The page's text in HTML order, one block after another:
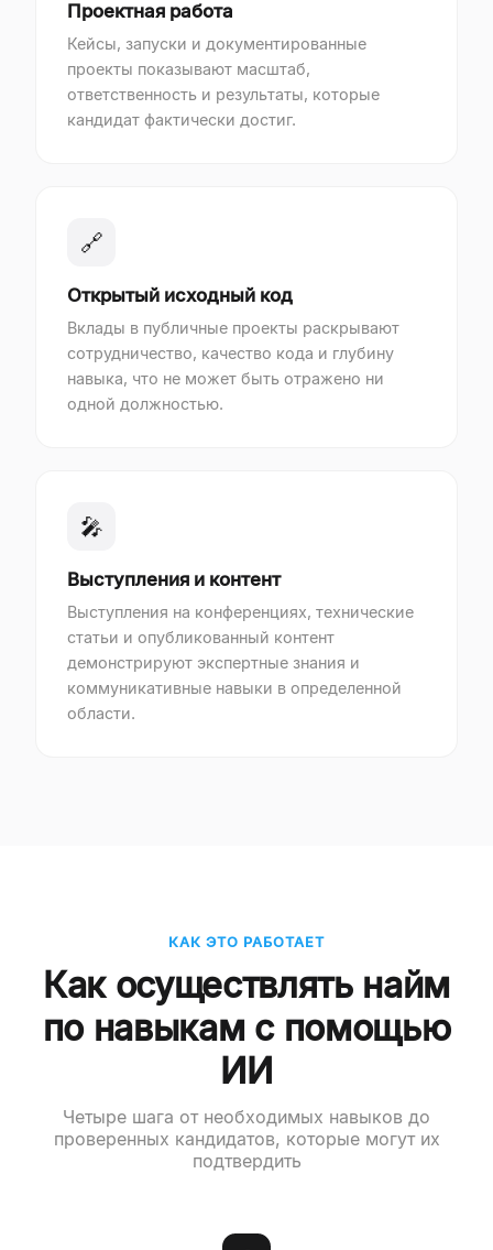
Проектная работа
Кейсы, запуски и документированные
проекты показывают масштаб,
ответственность и результаты, которые
кандидат фактически достиг.
🔗
Открытый исходный код
Вклады в публичные проекты раскрывают
сотрудничество, качество кода и глубину
навыка, что не может быть отражено ни
одной должностью.
🎤
Выступления и контент
Выступления на конференциях, технические
статьи и опубликованный контент
демонстрируют экспертные знания и
коммуникативные навыки в определенной
области.
КАК ЭТО РАБОТАЕТ
Как осуществлять найм
по навыкам с помощью
ИИ
Четыре шага от необходимых навыков до
проверенных кандидатов, которые могут их
подтвердить